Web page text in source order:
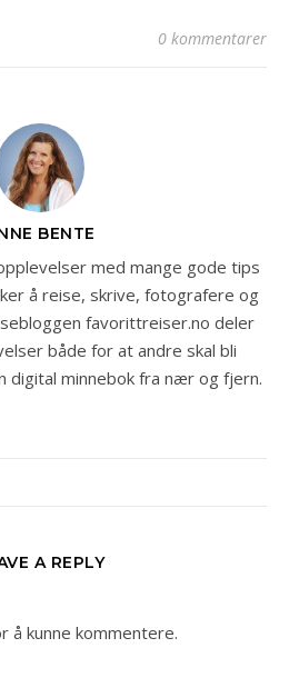
0 kommentarer
BENTE
med mange gode tips
å reise, skrive, fotografere og
favorittreiser.no deler
både for at andre skal bli
digital minnebok fra nær og fjern.
A REPLY
å kunne kommentere.